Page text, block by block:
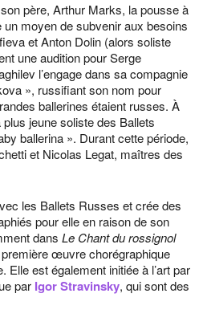
père, Arthur Marks, la pousse à
moyen de subvenir aux besoins
et Anton Dolin (alors soliste
une audition pour Serge
l’engage dans sa compagnie
», russifiant son nom pour
ballerines étaient russes. À
jeune soliste des Ballets
ballerina ». Durant cette période,
et Nicolas Legat, maîtres des
les Ballets Russes et crée des
pour elle en raison de son
dans Le Chant du rossignol
œuvre chorégraphique
Elle est également initiée à l’art par
par Igor Stravinsky, qui sont des